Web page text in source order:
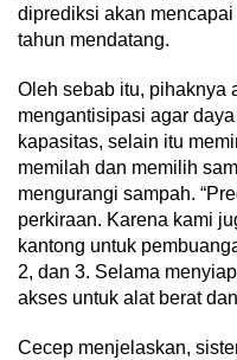
diprediksi akan
tahun mendatang.
Oleh sebab itu, pihaknya
mengantisipasi agar
kapasitas, selain itu
memilah dan memilih
mengurangi sampah.
perkiraan. Karena kami
kantong untuk
2, dan 3. Selama
akses untuk alat berat
Cecep menjelaskan,